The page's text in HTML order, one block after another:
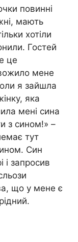
повинні
мають
хотіли
Гостей
це
мене
я зайшла
яка
мені сина
з сином!» –
тут
Син
і запросив
що у мене є